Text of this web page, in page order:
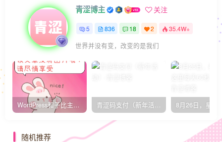
青涩博主 关注
5 836 18 2 35.4W+
世界并没有变，改变的是我们
WordPress和子比主题模板&网站美化方法教程-已更新到:23-01-8 青涩码支付（新年活动）
随机推荐